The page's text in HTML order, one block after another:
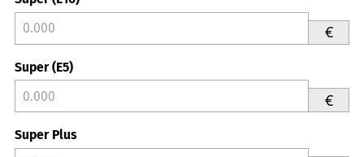
€
Super (E5)
€
Super Plus